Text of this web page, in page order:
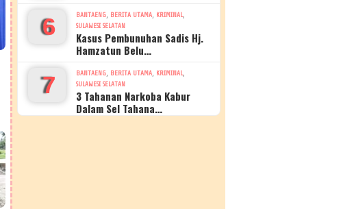
6 BANTAENG, BERITA UTAMA, KRIMINAL,
SULAWESI SELATAN
Kasus Pembunuhan Sadis Hj.
Hamzatun Belu…
7 BANTAENG, BERITA UTAMA, KRIMINAL,
SULAWESI SELATAN
3 Tahanan Narkoba Kabur
Dalam Sel Tahana…